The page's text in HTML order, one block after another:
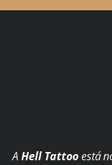
AHell Tattooestá